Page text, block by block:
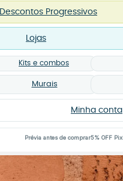
Descontos Progressivos
Lojas
Kits e combos
Murais
Minha conta
Prévia antes de comprar5% OFF Pix